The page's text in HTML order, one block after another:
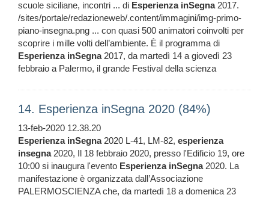
scuole siciliane, incontri ... di Esperienza inSegna2017.
/sites/portale/redazioneweb/.content/immagini/img-primo-
piano-insegna.png ... con quasi 500 animatori coinvolti per
scoprire i mille volti dell’ambiente. È il programma di
Esperienza inSegna2017, da martedì 14 a giovedì 23
febbraio a Palermo, il grande Festival della scienza
14. Esperienza inSegna 2020 (84%)
13-feb-2020 12.38.20
Esperienza inSegna2020 L-41, LM-82, esperienza
insegna2020, Il 18 febbraio 2020, presso l'Edificio 19, ore
10:00 si inaugura l'evento Esperienza inSegna2020. La
manifestazione è organizzata dall’Associazione
PALERMOSCIENZA che, da martedì 18 a domenica 23